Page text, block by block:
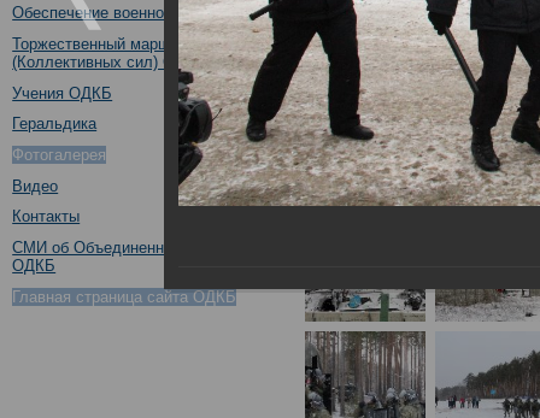
Обеспечение военной безопасности
Торжественный марш Войск
(Коллективных сил) ОДКБ
Учения ОДКБ
Геральдика
Фотогалерея
Видео
Контакты
СМИ об Объединенном штабе
ОДКБ
Главная страница сайта ОДКБ